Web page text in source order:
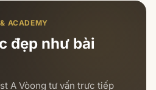
ACADEMY
đẹp như bài
A Vòong tư vấn trực tiếp